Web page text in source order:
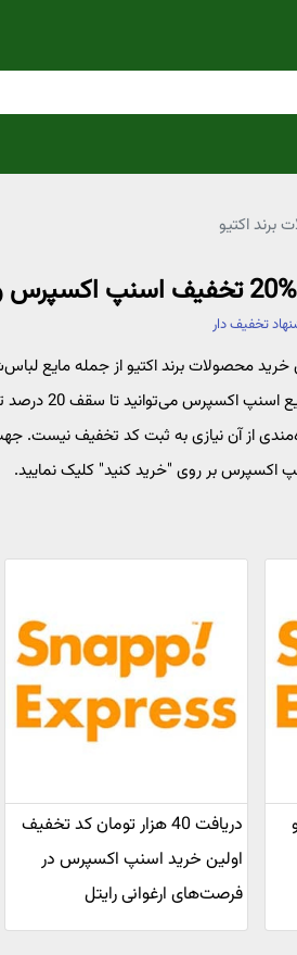
برند اکتیو
تخفیف دار
خرید محصولات برند اکتیو از جمله مایع
سریع
از آن نیازی به ثبت کد تخفیف نیست.
اکسپرس بر روی "خرید کنید" کلیک نمایید.
دریافت 40 هزار تومان کد تخفیف
اولین خرید اسنپ اکسپرس در
فرصت‌های ارغوانی رایتل